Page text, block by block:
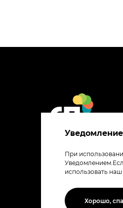
© «Собственные
При
использовать наш
Хорошо,